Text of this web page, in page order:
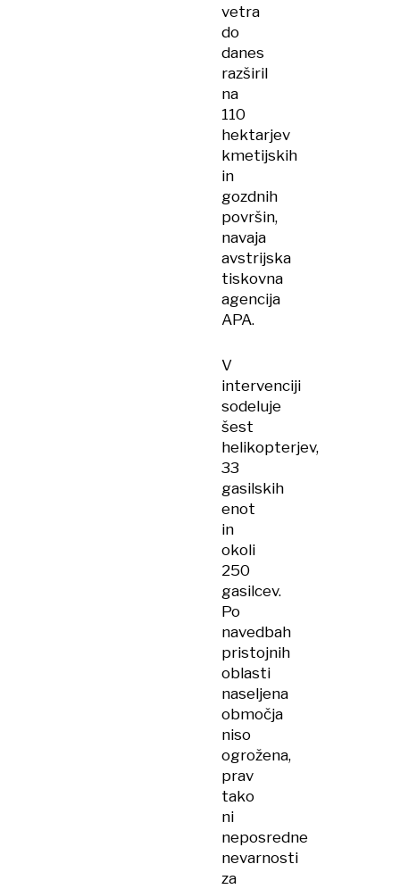
vetra
do
danes
razširil
na
110
hektarjev
kmetijskih
in
gozdnih
površin,
navaja
avstrijska
tiskovna
agencija
APA.
V
intervenciji
sodeluje
šest
helikopterjev,
33
gasilskih
enot
in
okoli
250
gasilcev.
Po
navedbah
pristojnih
oblasti
naseljena
območja
niso
ogrožena,
prav
tako
ni
neposredne
nevarnosti
za